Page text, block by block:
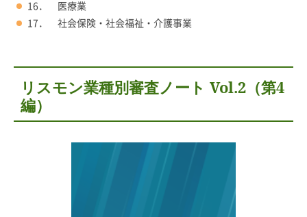
16． 医療業
17． 社会保険・社会福祉・介護事業
リスモン業種別審査ノート Vol.2（第4
編）